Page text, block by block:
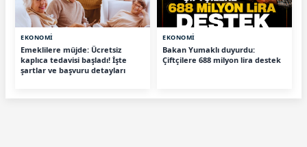
EKONOMİ
Emeklilere müjde: Ücretsiz
kaplıca tedavisi başladı! İşte
şartlar ve başvuru detayları
EKONOMİ
Bakan Yumaklı duyurdu:
Çiftçilere 688 milyon lira destek